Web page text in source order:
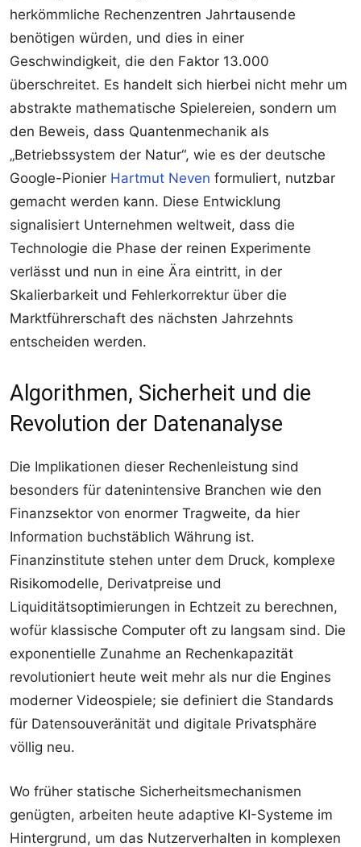
herkömmliche Rechenzentren Jahrtausende
benötigen würden, und dies in einer
Geschwindigkeit, die den Faktor 13.000
überschreitet. Es handelt sich hierbei nicht mehr um
abstrakte mathematische Spielereien, sondern um
den Beweis, dass Quantenmechanik als
„Betriebssystem der Natur“, wie es der deutsche
Google-Pionier Hartmut Neven formuliert, nutzbar
gemacht werden kann. Diese Entwicklung
signalisiert Unternehmen weltweit, dass die
Technologie die Phase der reinen Experimente
verlässt und nun in eine Ära eintritt, in der
Skalierbarkeit und Fehlerkorrektur über die
Marktführerschaft des nächsten Jahrzehnts
entscheiden werden.
Algorithmen, Sicherheit und die
Revolution der Datenanalyse
Die Implikationen dieser Rechenleistung sind
besonders für datenintensive Branchen wie den
Finanzsektor von enormer Tragweite, da hier
Information buchstäblich Währung ist.
Finanzinstitute stehen unter dem Druck, komplexe
Risikomodelle, Derivatpreise und
Liquiditätsoptimierungen in Echtzeit zu berechnen,
wofür klassische Computer oft zu langsam sind. Die
exponentielle Zunahme an Rechenkapazität
revolutioniert heute weit mehr als nur die Engines
moderner Videospiele; sie definiert die Standards
für Datensouveränität und digitale Privatsphäre
völlig neu.
Wo früher statische Sicherheitsmechanismen
genügten, arbeiten heute adaptive KI-Systeme im
Hintergrund, um das Nutzerverhalten in komplexen